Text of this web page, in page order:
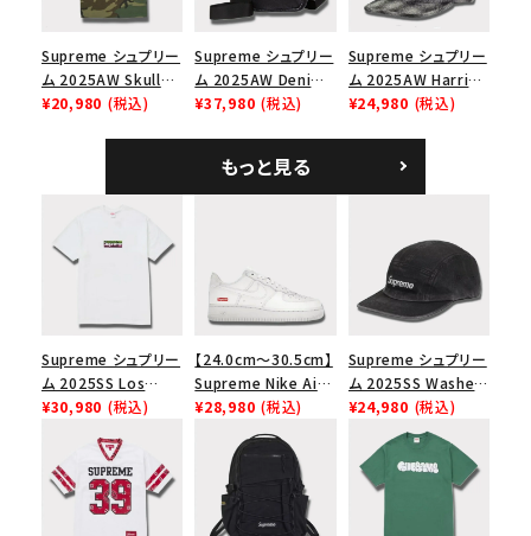
Supreme シュプリー
ム 2025AW Skull
Tee スカル Tシャ
¥20,980 (税込)
Supreme シュプリー
ム 2025AW Denim
Shoulder Bag デニ
¥37,980 (税込)
Supreme シュプリー
ム 2025AW Harris
Tweed Camp Cap
¥24,980 (税込)
もっと見る
Supreme シュプリー
ム 2025SS Los
Angeles Fire Relief
イヤーリリーフボック
スロゴTシャツ ホワ
イト 白
¥30,980 (税込)
【24.0cm～30.5cm】
Supreme Nike Air
Force 1 Low シュプ
リーム ナイキエアフォ
ース１スニーカー シ
ューズ ホワイト
¥28,980 (税込)
Supreme シュプリー
ム 2025SS Washed
Chino Twill Camp
Cap ウォッシュチノツ
イルキャンプキャップ
ブラック 黒
¥24,980 (税込)